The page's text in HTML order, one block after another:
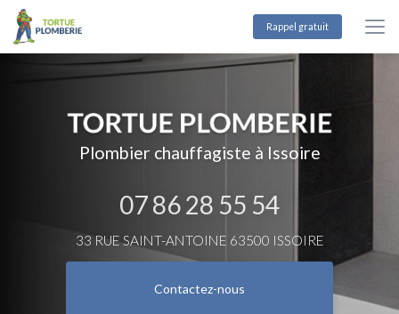
Aller
contenu
Rappel gratuit
Plombier chauffagiste à Issoire
07 86 28 55 54
33 RUE SAINT-ANTOINE 63500 ISSOIRE
Contactez-nous